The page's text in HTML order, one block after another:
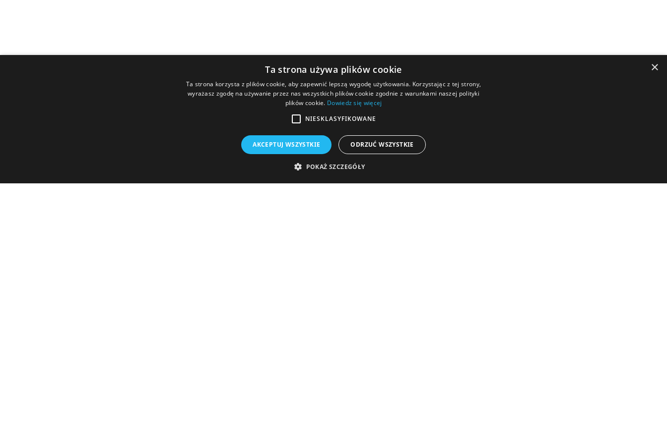
O nas Dla Wierzyciela
Stan spłaty zobowiązań Ład korporacyjny
×
Ta strona używa plików cookie
Ta strona korzysta z plików cookie, aby zapewnić lepszą wygodę użytkowania. Korzystając z tej strony,
wyrażasz zgodę na używanie przez nas wszystkich plików cookie zgodnie z warunkami naszej polityki
plików cookie. Dowiedz się więcej
NIESKLASYFIKOWANE
AKCEPTUJ WSZYSTKIE ODRZUĆ WSZYSTKIE
POKAŻ SZCZEGÓŁY